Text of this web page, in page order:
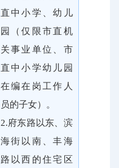
直中小学、幼儿
园（仅限市直机
关事业单位、市
直中小学幼儿园
在编在岗工作人
员的子女）。
2.府东路以东、滨
海街以南、丰海
路以西的住宅区